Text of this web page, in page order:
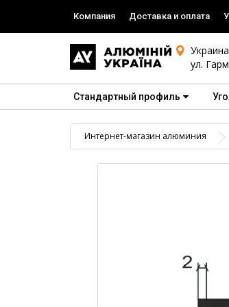
Компания Доставка и оплата
ул.
Стандартный профиль
Интернет-магазин алюминия